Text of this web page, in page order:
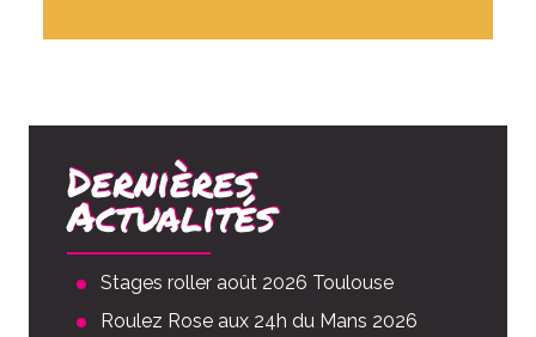
Dernières
Actualités
Stages roller août 2026 Toulouse
Roulez Rose aux 24h du Mans 2026